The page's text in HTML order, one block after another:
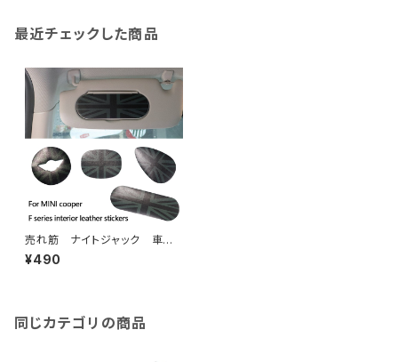
最近チェックした商品
売れ筋 ナイトジャック 車の
インテリアステッカーミニクーパ
ー F56 F54 F55 F57 F60 ミ
¥490
同じカテゴリの商品